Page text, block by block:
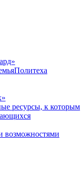
ресурсы, к которым
возможностями